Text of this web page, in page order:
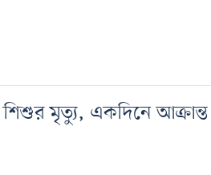
মৃত্যু, একদিনে